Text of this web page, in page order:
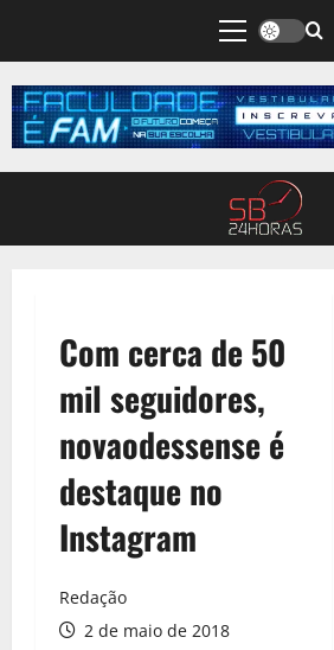
Com cerca de 50
mil seguidores,
novaodessense é
destaque no
Instagram
Redação
2 de maio de 2018